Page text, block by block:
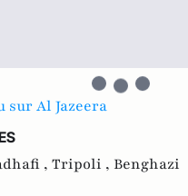
sur Al Jazeera
, Tripoli , Benghazi